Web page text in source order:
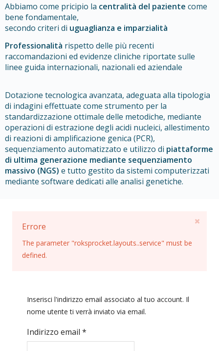
Abbiamo come pricipio la centralità del paziente come
bene fondamentale,
secondo criteri di uguaglianza e imparzialità
Professionalità rispetto delle più recenti
raccomandazioni ed evidenze cliniche riportate sulle
linee guida internazionali, nazionali ed aziendale
Dotazione tecnologica avanzata, adeguata alla tipologia
di indagini effettuate come strumento per la
standardizzazione ottimale delle metodiche, mediante
operazioni di estrazione degli acidi nucleici, allestimento
di reazioni di amplificazione genica (PCR),
sequenziamento automatizzato e utilizzo di piattaforme
di ultima generazione mediante sequenziamento
massivo (NGS) e tutto gestito da sistemi computerizzati
mediante software dedicati alle analisi genetiche.
Errore
The parameter "roksprocket.layouts..service" must be
defined.
Inserisci l'indirizzo email associato al tuo account. Il
nome utente ti verrà inviato via email.
Indirizzo email *